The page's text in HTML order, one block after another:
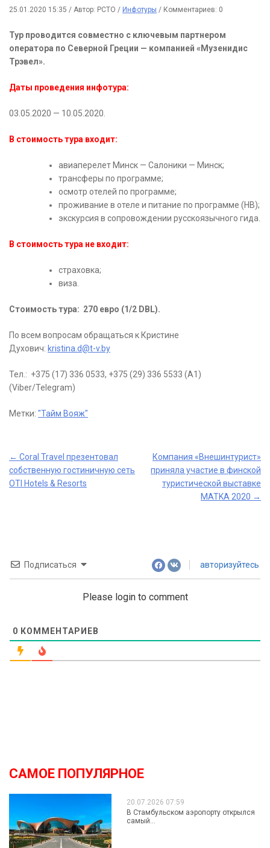
25.01.2020 15:35 / Автор: РСТО / Инфотуры / Комментариев: 0
Тур проводится совместно с ключевым партнером
оператора по Северной Греции — компанией «Музенидис
Трэвел».
Даты проведения инфотура:
03.05.2020 — 10.05.2020.
В стоимость тура входит:
авиаперелет Минск — Салоники — Минск;
трансферы по программе;
осмотр отелей по программе;
проживание в отеле и питание по программе (HB);
экскурсия в сопровождении русскоязычного гида.
В стоимость тура не входит:
страховка;
виза.
Стоимость тура: 270 евро (1/2 DBL).
По всем вопросам обращаться к Кристине
Духович: kristina.d@t-v.by
Тел.: +375 (17) 336 0533, +375 (29) 336 5533 (A1)
(Viber/Telegram)
Метки: "Тайм Вояж"
Post
navigation
← Coral Travel презентовал
собственную гостиничную сеть
OTI Hotels & Resorts
Компания «Внешинтурист»
приняла участие в финской
туристической выставке
MATKA 2020 →
Подписаться авторизуйтесь
Please login to comment
0 КОММЕНТАРИЕВ
САМОЕ ПОПУЛЯРНОЕ
20.07.2026 07:59
В Стамбульском аэропорту открылся
самый...